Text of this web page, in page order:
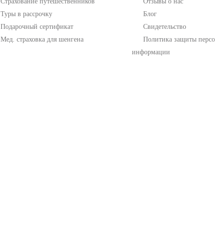
Туры в рассрочку
Подарочный сертификат
Мед. страховка для шенгена
Блог
Свидетельство
Политика защиты
информации
Создать форму с